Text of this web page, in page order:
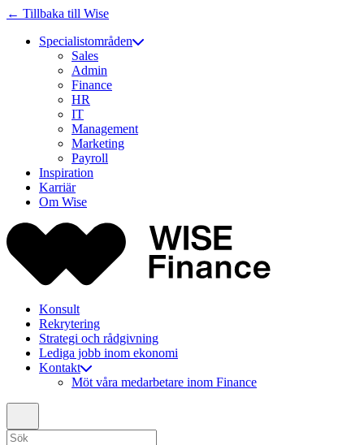
← Tillbaka till Wise
Specialistområden
Sales
Admin
Finance
HR
IT
Management
Marketing
Payroll
Inspiration
Karriär
Om Wise
Konsult
Rekrytering
Strategi och rådgivning
Lediga jobb inom ekonomi
Kontakt
Möt våra medarbetare inom Finance